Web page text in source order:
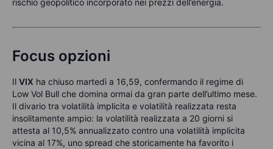
rischio geopolitico incorporato nei prezzi dell’energia.
Focus opzioni
Il VIX ha chiuso martedì a 16,59, confermando il regime di
Low Vol Bull che domina ormai da gran parte dell’ultimo mese.
Il divario tra volatilità implicita e volatilità realizzata resta
insolitamente ampio: la volatilità realizzata a 20 giorni si
attesta al 10,5% annualizzato contro una volatilità implicita
vicina al 17%, uno spread che storicamente ha favorito i